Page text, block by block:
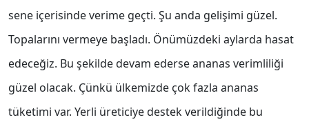
sene içerisinde verime geçti. Şu anda gelişimi güzel.
Topalarını vermeye başladı. Önümüzdeki aylarda hasat
edeceğiz. Bu şekilde devam ederse ananas verimliliği
güzel olacak. Çünkü ülkemizde çok fazla ananas
tüketimi var. Yerli üreticiye destek verildiğinde bu